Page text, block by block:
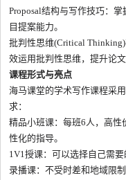
Proposal结构与写作技巧：
目提案能力。
批判性思维(Critical
效运用批判性思维，提升论文
课程形式与亮点
海马课堂的学术写作课程采
求：
精品小班课：每班6人，高
性化的指导。
1V1授课：可以选择自己需
录播课：不受时差和地域限